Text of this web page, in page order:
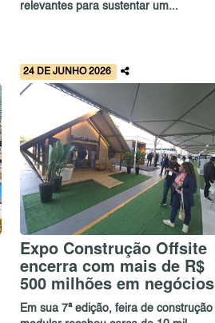
relevantes para sustentar um...
24 DE JUNHO 2026
Expo Construção Offsite
encerra com mais de R$
500 milhões em negócios
Em sua 7ª edição, feira de construção